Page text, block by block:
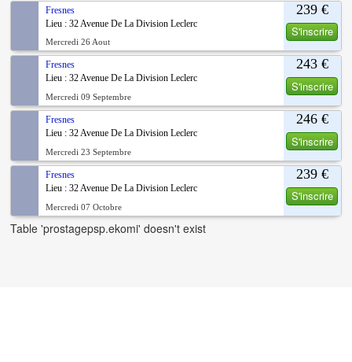
239 €
S'inscrire
Fresnes
Lieu : 32 Avenue De La Division Leclerc
Mercredi 26 Aout
243 €
S'inscrire
Fresnes
Lieu : 32 Avenue De La Division Leclerc
Mercredi 09 Septembre
246 €
S'inscrire
Fresnes
Lieu : 32 Avenue De La Division Leclerc
Mercredi 23 Septembre
239 €
S'inscrire
Fresnes
Lieu : 32 Avenue De La Division Leclerc
Mercredi 07 Octobre
Table 'prostagepsp.ekomi' doesn't exist